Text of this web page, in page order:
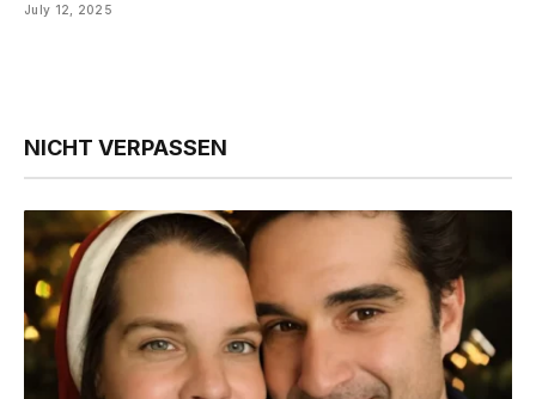
July 12, 2025
NICHT VERPASSEN